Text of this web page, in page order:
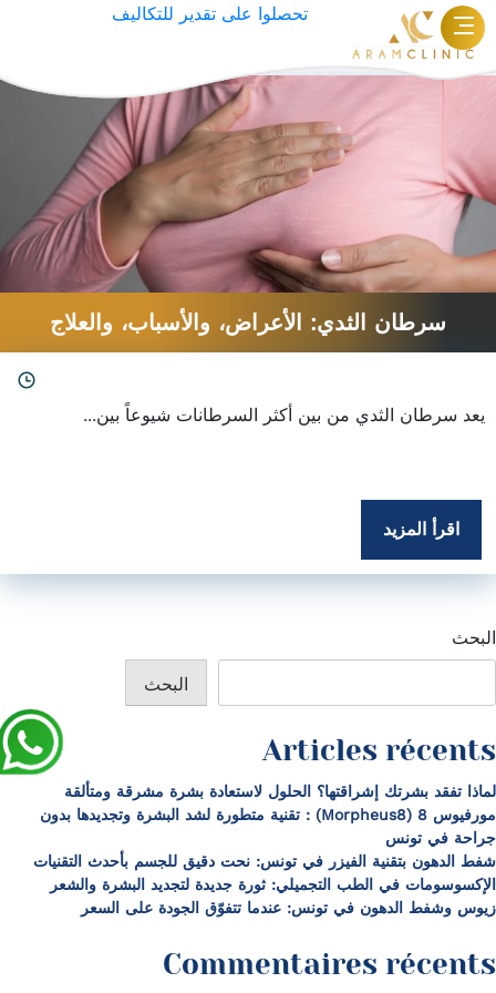
تحصلوا على تقدير للتكاليف
الوسم:تكبير الثدي
سرطان الثدي: الأعراض، والأسباب، والعلاج
يعد سرطان الثدي من بين أكثر السرطانات شيوعاً بين...
اقرأ المزيد
البحث
البحث
Articles récents
لماذا تفقد بشرتك إشراقتها؟ الحلول لاستعادة بشرة مشرقة ومتألقة
مورفيوس 8 (Morpheus8) : تقنية متطورة لشد البشرة وتجديدها بدون
جراحة في تونس
شفط الدهون بتقنية الفيزر في تونس: نحت دقيق للجسم بأحدث التقنيات
الإكسوسومات في الطب التجميلي: ثورة جديدة لتجديد البشرة والشعر
زيوس وشفط الدهون في تونس: عندما تتفوّق الجودة على السعر
Commentaires récents